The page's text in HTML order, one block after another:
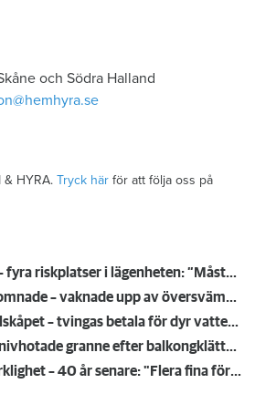
och Södra Halland
& HYRA. Tryck här för att följa oss på
Så undviker du mögel – fyra riskplatser i lägenheten: ”Måste städa bort”
Satte på vattnet och somnade – vaknade upp av översvämning hos grannen
Rensade inte hålet i kylskåpet – tvingas betala för dyr vattenskada
Naken gängkriminell knivhotade granne efter balkongklättring
Kompisdealen blev verklighet – 40 år senare: "Flera fina fördelar med att dela bostad"